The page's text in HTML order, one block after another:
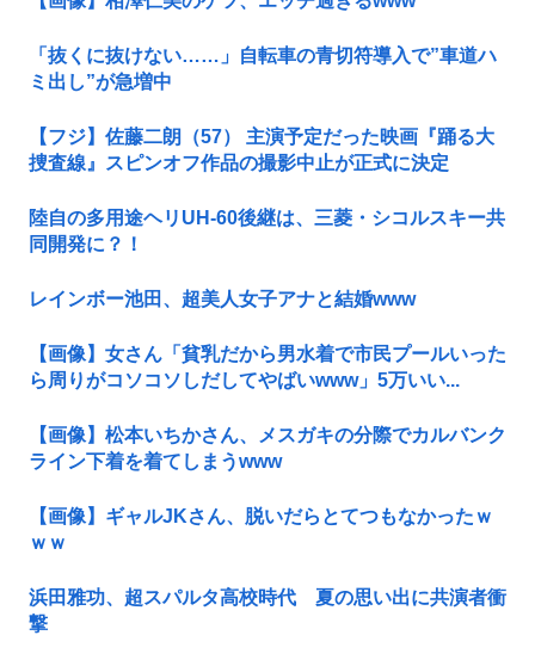
「抜くに抜けない……」自転車の青切符導入で”車道ハ
ミ出し”が急増中
【フジ】佐藤二朗（57） 主演予定だった映画『踊る大
捜査線』スピンオフ作品の撮影中止が正式に決定
陸自の多用途ヘリUH-60後継は、三菱・シコルスキー共
同開発に？！
レインボー池田、超美人女子アナと結婚www
【画像】女さん「貧乳だから男水着で市民プールいった
ら周りがコソコソしだしてやばいwww」5万いい...
【画像】松本いちかさん、メスガキの分際でカルバンク
ライン下着を着てしまうwww
【画像】ギャルJKさん、脱いだらとてつもなかったｗ
ｗｗ
浜田雅功、超スパルタ高校時代 夏の思い出に共演者衝
撃